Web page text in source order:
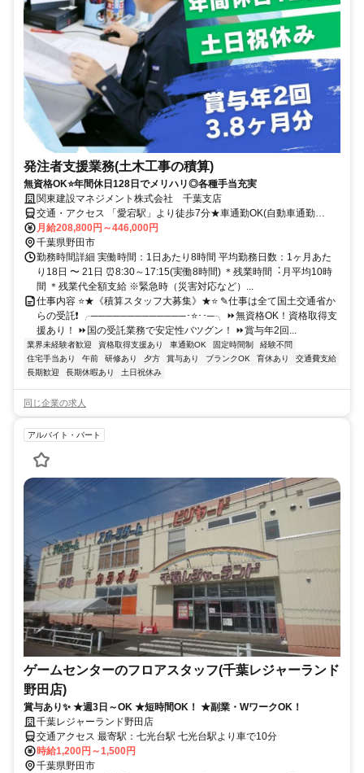
発注者支援業務(土木工事の積算)
無資格OK⭐年間休日128日でメリハリ◎各種手当充実
関東建設マネジメント株式会社 千葉支店
交通・アクセス 「愛宕駅」より徒歩7分★車通勤OK(自動車通勤
OK)★バイク通勤OK
月給208,800円～446,000円
千葉県野田市
勤務時間詳細 実働時間：1日あたり8時間 平均勤務日数：1ヶ月あた
り18日 〜 21日 ⏰8:30～17:15(実働8時間) ＊残業時間︓⽉平均10時
間 ＊残業代全額支給 ※緊急時（災害対応など）...
仕事内容 ⭐★《積算スタッフ大募集》★⭐ ✎仕事は全て国⼟交通省か
らの受託❗ ╭─────────────･⭐･･─╮ ⏩無資格OK！資格取得支
援あり！ ⏩国の受託業務で安定性バツグン！ ⏩賞与年2回...
業界未経験者歓迎 資格取得支援あり 車通勤OK 固定時間制
経験不問
住宅手当あり
午前 研修あり 夕方 賞与あり ブランクOK 育休あり
交通費支給
長期歓迎
長期休暇あり 土日祝休み
同じ企業の求人
アルバイト・パート
ゲームセンターのフロアスタッフ(千葉レジャーランド
野田店)
賞与あり✨ ★週3日～OK ★短時間OK！ ★副業・WワークOK！
千葉レジャーランド野田店
交通アクセス 最寄駅：七光台駅 七光台駅より車で10分
時給1,200円～1,500円
千葉県野田市